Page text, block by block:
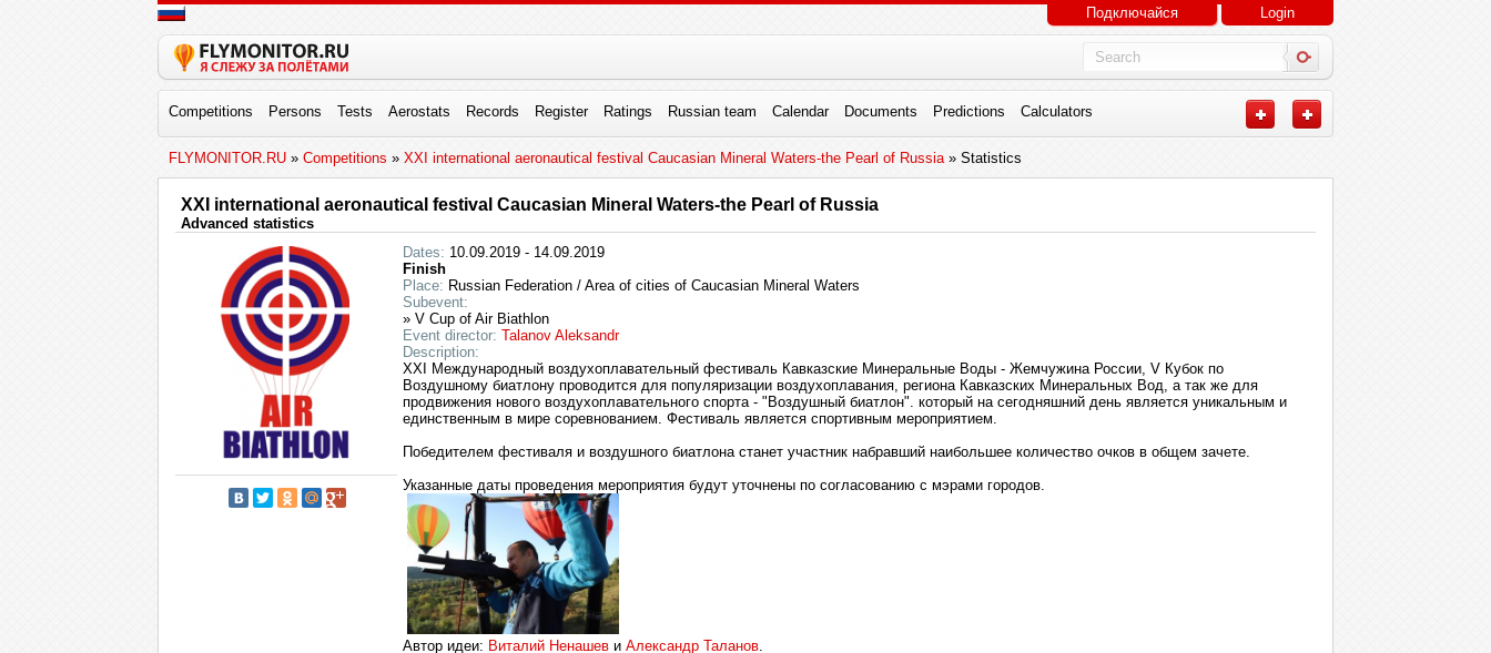
Подключайся Login
Competitions Persons Tests Aerostats Records Register Ratings Russian team Calendar Documents Predictions Calculators
FLYMONITOR.RU » Competitions » XXI international aeronautical festival Caucasian Mineral Waters-the Pearl of Russia» Statistics
XXI international aeronautical festival Caucasian Mineral Waters-the Pearl of Russia
Advanced statistics
Dates: 10.09.2019 - 14.09.2019
Finish
Place: Russian Federation / Area of cities of Caucasian Mineral Waters
Subevent:
» V Cup of Air Biathlon
Event director: Talanov Aleksandr
Description:
XXI Международный воздухоплавательный фестиваль Кавказские Минеральные Воды - Жемчужина России, V Кубок по
Воздушному биатлону проводится для популяризации воздухоплавания, региона Кавказских Минеральных Вод, а так же для
продвижения нового воздухоплавательного спорта - "Воздушный биатлон". который на сегодняшний день является уникальным и
единственным в мире соревнованием. Фестиваль является спортивным мероприятием.
Победителем фестиваля и воздушного биатлона станет участник набравший наибольшее количество очков в общем зачете.
Указанные даты проведения мероприятия будут уточнены по согласованию с мэрами городов.
Автор идеи: Виталий Ненашев и Александр Таланов.